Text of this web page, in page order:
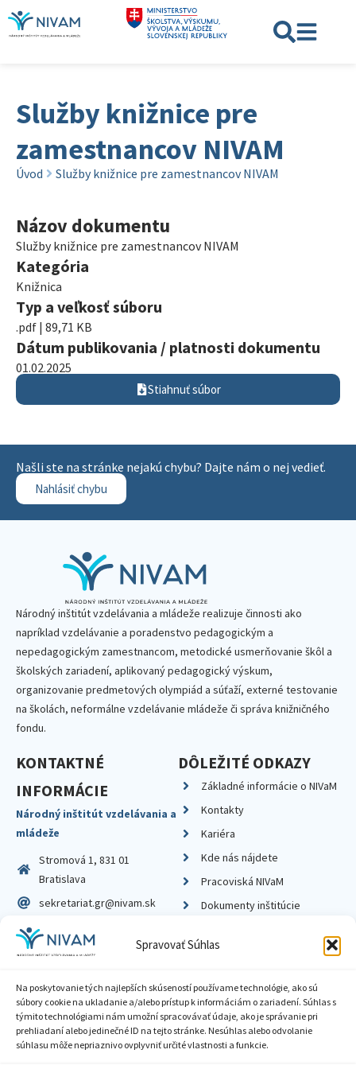
Spravovať Súhlas
Na poskytovanie tých najlepších skúseností používame technológie, ako sú
súbory cookie na ukladanie a/alebo prístup k informáciám o zariadení. Súhlas s
týmito technológiami nám umožní spracovávať údaje, ako je správanie pri
prehliadaní alebo jedinečné ID na tejto stránke. Nesúhlas alebo odvolanie
súhlasu môže nepriaznivo ovplyvniť určité vlastnosti a funkcie.
Služby knižnice pre
zamestnancov NIVAM
Úvod Služby knižnice pre zamestnancov NIVAM
Názov dokumentu
Služby knižnice pre zamestnancov NIVAM
Kategória
Knižnica
Typ a veľkosť súboru
.pdf | 89,71 KB
Dátum publikovania / platnosti dokumentu
01.02.2025
Stiahnuť súbor
Našli ste na stránke nejakú chybu? Dajte nám o nej vedieť.
Nahlásiť chybu
Národný inštitút vzdelávania a mládeže realizuje činnosti ako
napríklad vzdelávanie a poradenstvo pedagogickým a
nepedagogickým zamestnancom, metodické usmerňovanie škôl a
školských zariadení, aplikovaný pedagogický výskum,
organizovanie predmetových olympiád a súťaží, externé testovanie
na školách, neformálne vzdelávanie mládeže či správa knižničného
fondu.
KONTAKTNÉ
INFORMÁCIE
Národný inštitút vzdelávania a
mládeže
Stromová 1, 831 01
Bratislava
sekretariat.gr@nivam.sk
IČO: 00164348
DIČ: 2020798714
DÔLEŽITÉ ODKAZY
Základné informácie o NIVaM
Kontakty
Kariéra
Kde nás nájdete
Pracoviská NIVaM
Dokumenty inštitúcie
Zásady ochrany súkromia